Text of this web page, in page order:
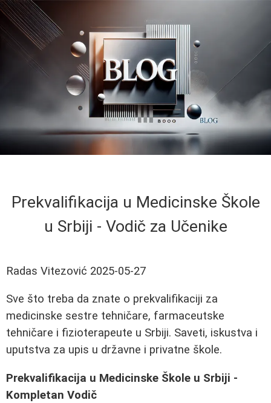
Prekvalifikacija u Medicinske Škole
u Srbiji - Vodič za Učenike
Radas Vitezović 2025-05-27
Sve što treba da znate o prekvalifikaciji za
medicinske sestre tehničare, farmaceutske
tehničare i fizioterapeute u Srbiji. Saveti, iskustva i
uputstva za upis u državne i privatne škole.
Prekvalifikacija u Medicinske Škole u Srbiji -
Kompletan Vodič